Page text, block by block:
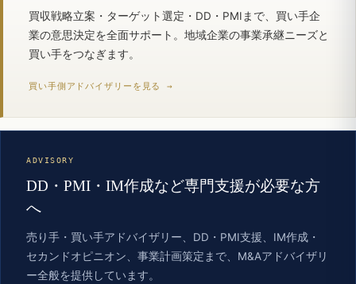
買収戦略立案・ターゲット選定・DD・PMIまで、買い手企
業の意思決定を全面サポート。地域企業の事業承継ニーズと
買い手をつなぎます。
買い手側アドバイザリーを見る →
ADVISORY
DD・PMI・IM作成など専門支援が必要な方
へ
売り手・買い手アドバイザリー、DD・PMI支援、IM作成・
セカンドオピニオン、事業計画策定まで、M&Aアドバイザリ
ー全般を提供しています。